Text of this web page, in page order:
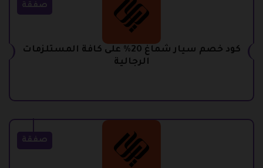
صفقة
كود خصم سيار شماغ 20% على كافة المستلزمات
الرجالية
صفقة